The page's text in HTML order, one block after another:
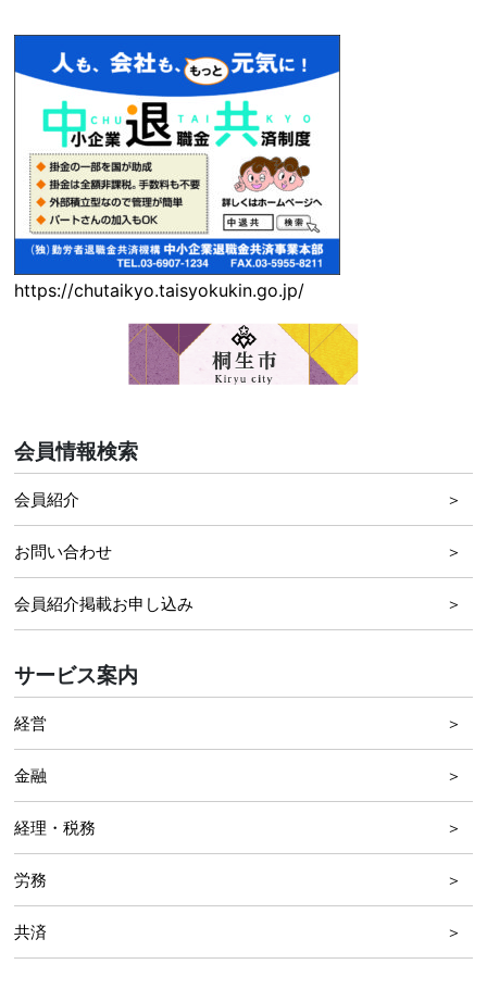
https://chutaikyo.taisyokukin.go.jp/
会員情報検索
会員紹介
お問い合わせ
会員紹介掲載お申し込み
サービス案内
経営
金融
経理・税務
労務
共済